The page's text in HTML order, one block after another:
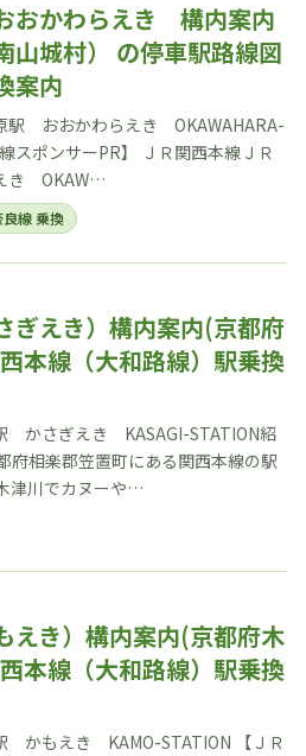
おかわらえき 構内案内
山城村） の停車駅路線図
案内
駅 おおかわらえき OKAWAHARA-
スポンサーPR】 ＪＲ関西本線ＪＲ
き OKAW…
線 乗換
ぎえき）構内案内(京都府
本線（大和路線）駅乗換
かさぎえき KASAGI-STATION紹
府相楽郡笠置町にある関西本線の駅
津川でカヌーや…
えき）構内案内(京都府木
本線（大和路線）駅乗換
かもえき KAMO-STATION 【ＪＲ